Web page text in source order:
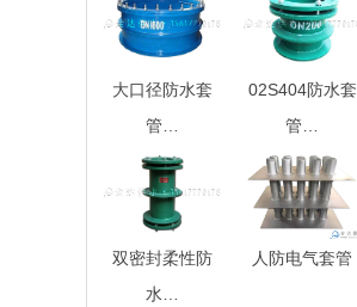
大口径防水套
管…
02S404防水套
管…
双密封柔性防
水…
人防电气套管